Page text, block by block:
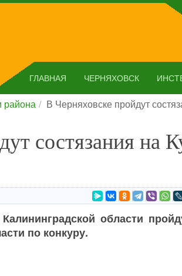
ГЛАВНАЯ ЧЕРНЯХОВСК
района В Черняховске пройдут
состязания на
области
по конкуру.